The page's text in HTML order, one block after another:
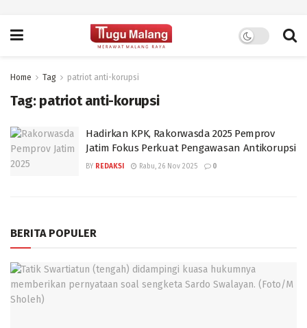
Home Tag patriot anti-korupsi
Tag: patriot anti-korupsi
Hadirkan KPK, Rakorwasda 2025 Pemprov
Jatim Fokus Perkuat Pengawasan Antikorupsi
BY REDAKSI Rabu, 26 Nov 2025 0
BERITA POPULER